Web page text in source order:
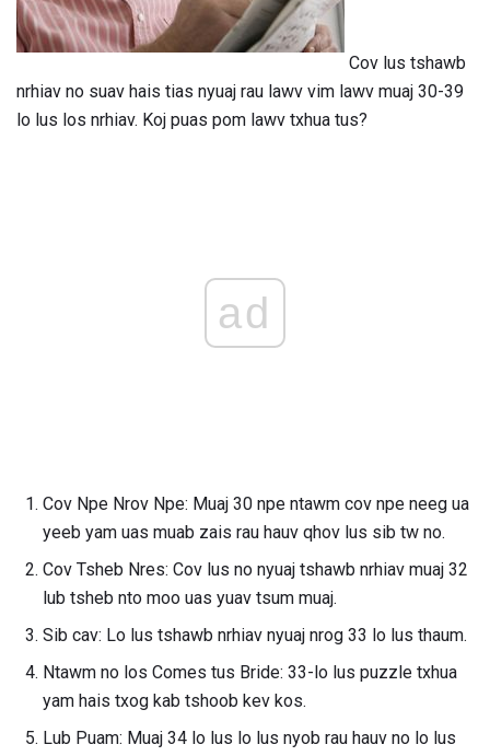
Cov lus tshawb
nrhiav no suav hais tias nyuaj rau lawv vim lawv muaj 30-39
lo lus los nrhiav. Koj puas pom lawv txhua tus?
ad
Cov Npe Nrov Npe: Muaj 30 npe ntawm cov npe neeg ua
yeeb yam uas muab zais rau hauv qhov lus sib tw no.
Cov Tsheb Nres: Cov lus no nyuaj tshawb nrhiav muaj 32
lub tsheb nto moo uas yuav tsum muaj.
Sib cav: Lo lus tshawb nrhiav nyuaj nrog 33 lo lus thaum.
Ntawm no los Comes tus Bride: 33-lo lus puzzle txhua
yam hais txog kab tshoob kev kos.
Lub Puam: Muaj 34 lo lus lo lus nyob rau hauv no lo lus